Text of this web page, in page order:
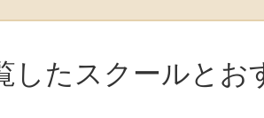
したスクールとお